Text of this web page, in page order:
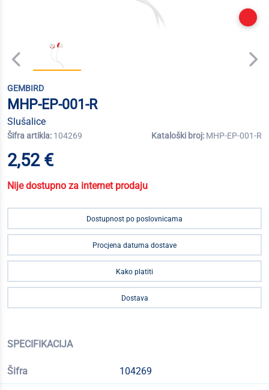
GEMBIRD
MHP-EP-001-R
Slušalice
Šifra artikla: 104269 Kataloški broj: MHP-EP-001-R
2,52 €
Nije dostupno za internet prodaju
Dostupnost po poslovnicama
Procjena datuma dostave
Kako platiti
Dostava
SPECIFIKACIJA
Šifra 104269